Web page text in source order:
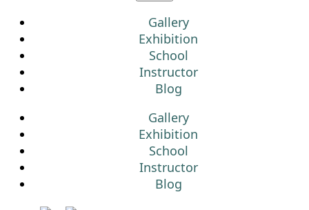
Gallery
Exhibition
School
Instructor
Blog
Gallery
Exhibition
School
Instructor
Blog